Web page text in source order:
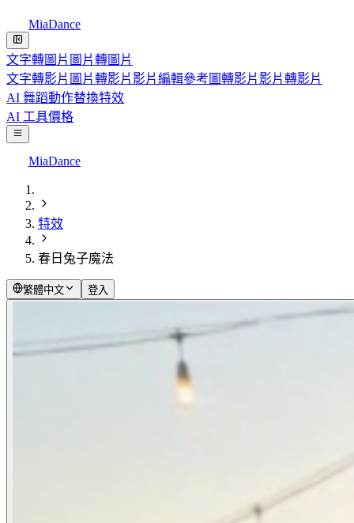
MiaDance
文字轉圖片 圖片轉圖片
文字轉影片 圖片轉影片 影片編輯參考圖轉影片 影片轉影片
AI 舞蹈動作替換特效
AI 工具價格
MiaDance
特效
春日兔子魔法
繁體中文 登入